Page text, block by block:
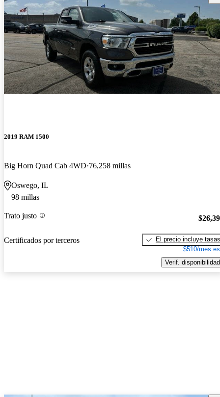
2019 RAM 1500
Big Horn Quad Cab 4WD 76,258 millas
Oswego, IL
98 millas
Trato justo
Certificados por terceros
El precio incluye tasas
$510/mes
Verif. disponibilidad